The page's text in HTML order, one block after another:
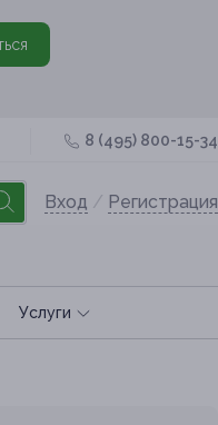
8 (495) 800-15-34
Вход / Регистрация
Услуги